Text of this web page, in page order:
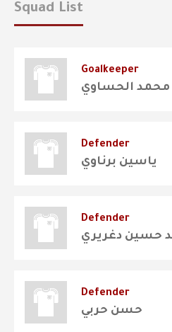
Squad List
Goalkeeper
محمد الحساوي
Defender
ياسين برناوي
Defender
حسين دغريري
Defender
حسن حربي